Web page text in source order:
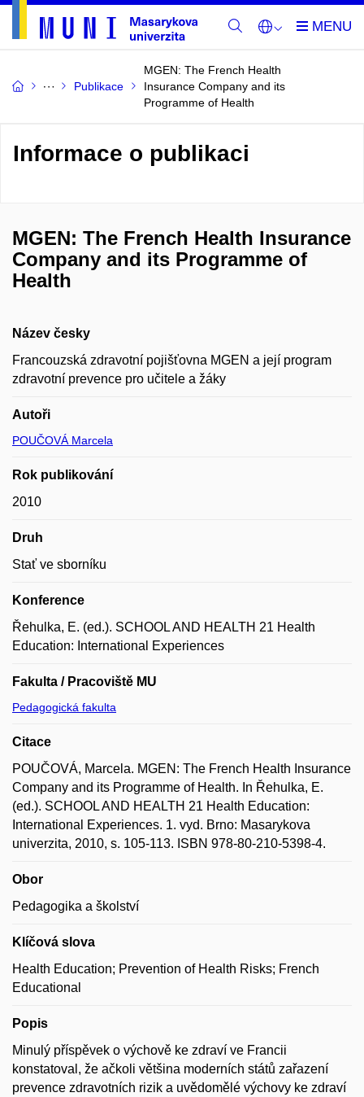
Publikace
MGEN: The French Health
Insurance Company and its
Programme of Health
Informace o publikaci
MGEN: The French Health Insurance
Company and its Programme of
Health
Název česky
Francouzská zdravotní pojišťovna MGEN a její program
zdravotní prevence pro učitele a žáky
Autoři
POUČOVÁ Marcela
Rok publikování
2010
Druh
Stať ve sborníku
Konference
Řehulka, E. (ed.). SCHOOL AND HEALTH 21 Health
Education: International Experiences
Fakulta / Pracoviště MU
Pedagogická fakulta
Citace
POUČOVÁ, Marcela. MGEN: The French Health Insurance
Company and its Programme of Health. In Řehulka, E.
(ed.). SCHOOL AND HEALTH 21 Health Education:
International Experiences. 1. vyd. Brno: Masarykova
univerzita, 2010, s. 105-113. ISBN 978-80-210-5398-4.
Obor
Pedagogika a školství
Klíčová slova
Health Education; Prevention of Health Risks; French
Educational
Popis
Minulý příspěvek o výchově ke zdraví ve Francii
konstatoval, že ačkoli většina moderních států zařazení
prevence zdravotních rizik a uvědomělé výchovy ke zdraví